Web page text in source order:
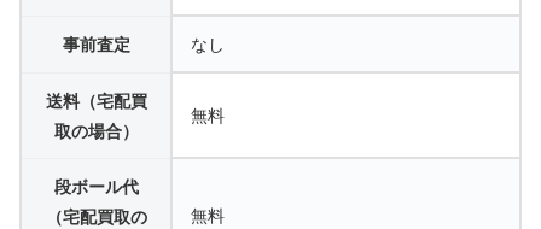
事前査定 なし
送料（宅配買
取の場合）
無料
段ボール代
（宅配買取の
無料